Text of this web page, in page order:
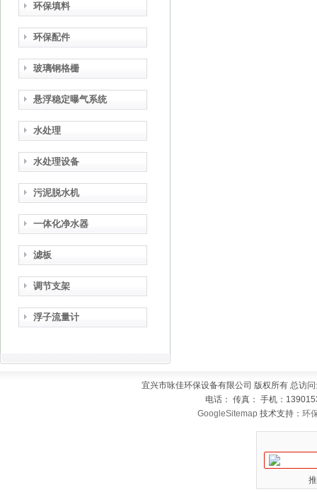
环保填料
环保配件
玻璃钢格栅
悬浮稳定曝气系统
水处理
水处理设备
污泥脱水机
一体化净水器
滤板
调节支架
浮子流量计
宜兴市咏佳环保设备有限公司 版权所有 总访
电话： 传真： 手机：
GoogleSitemap 技术支持：环